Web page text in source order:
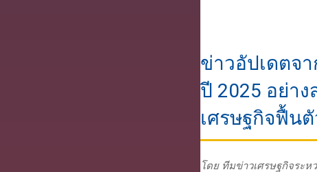
ข่าวอัปเดตจา
ปี 2025 อย่า
เศรษฐกิจฟื้นตั
โดย ทีมข่าวเศรษฐกิจระห